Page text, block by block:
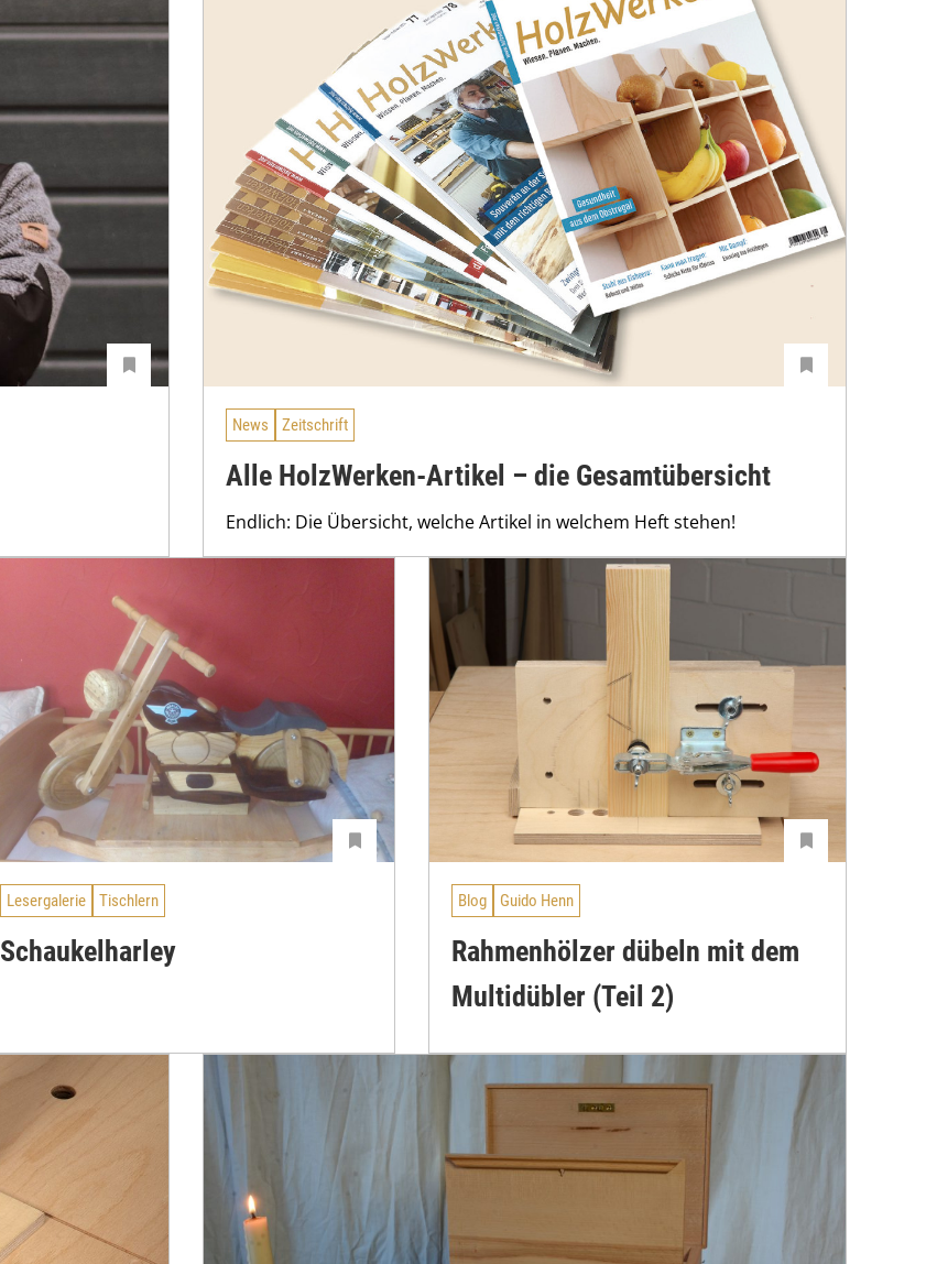
News Zeitschrift
Alle HolzWerken-Artikel – die Gesamtübersicht
Endlich: Die Übersicht, welche Artikel in welchem Heft stehen!
Lesergalerie Tischlern
Schaukelharley
Blog Guido Henn
Rahmenhölzer dübeln mit dem
Multidübler (Teil 2)